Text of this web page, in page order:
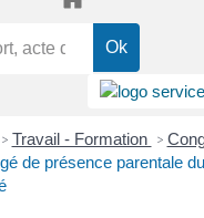
> Travail - Formation >
de présence parentale